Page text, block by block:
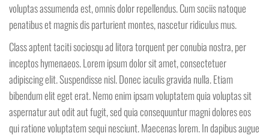
voluptas assumenda est, omnis dolor repellendus. Cum sociis natoque
penatibus et magnis dis parturient montes, nascetur ridiculus mus.
Class aptent taciti sociosqu ad litora torquent per conubia nostra, per
inceptos hymenaeos. Lorem ipsum dolor sit amet, consectetuer
adipiscing elit. Suspendisse nisl. Donec iaculis gravida nulla. Etiam
bibendum elit eget erat. Nemo enim ipsam voluptatem quia voluptas sit
aspernatur aut odit aut fugit, sed quia consequuntur magni dolores eos
qui ratione voluptatem sequi nesciunt. Maecenas lorem. In dapibus augue